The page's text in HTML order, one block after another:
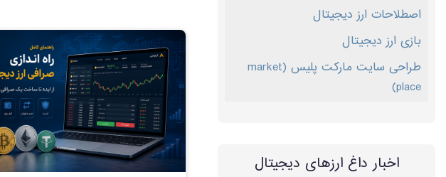
اصطلاحات ارز دیجیتال
بازی ارز دیجیتال
طراحی سایت مارکت پلیس (market
place)
اخبار داغ ارز‌های دیجیتال